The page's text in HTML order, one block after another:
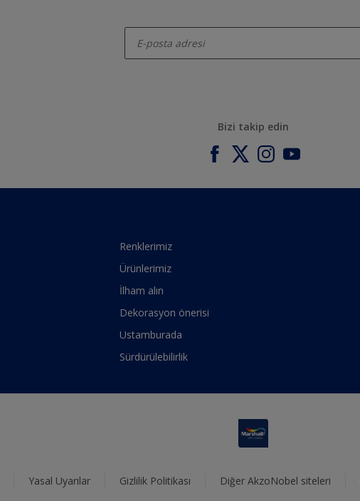
Bizi takip edin
Renklerimiz
Ürünlerimiz
İlham alın
Dekorasyon önerisi
Ustamburada
Sürdürülebilirlik
Yasal Uyarılar Gizlilik Politikası Diğer AkzoNobel siteleri